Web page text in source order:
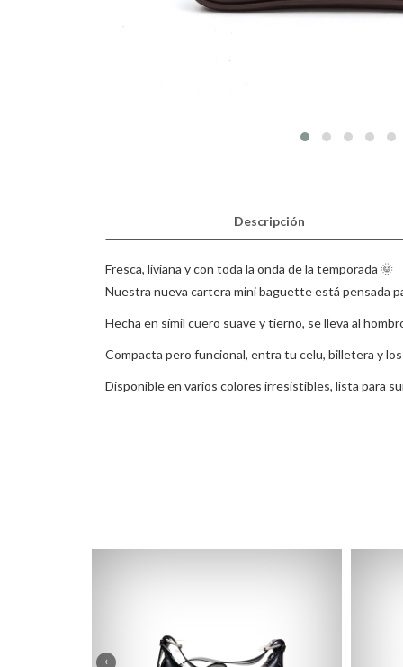
Descripción
Fresca, liviana y con toda la onda de la temporada 🌞
Nuestra nueva cartera mini baguette está pensada
Hecha en símil cuero suave y tierno, se lleva al
Compacta pero funcional, entra tu celu, billetera y
Disponible en varios colores irresistibles, lista para
‹